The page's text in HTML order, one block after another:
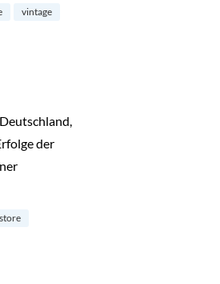
vintage
der
auf Tour“